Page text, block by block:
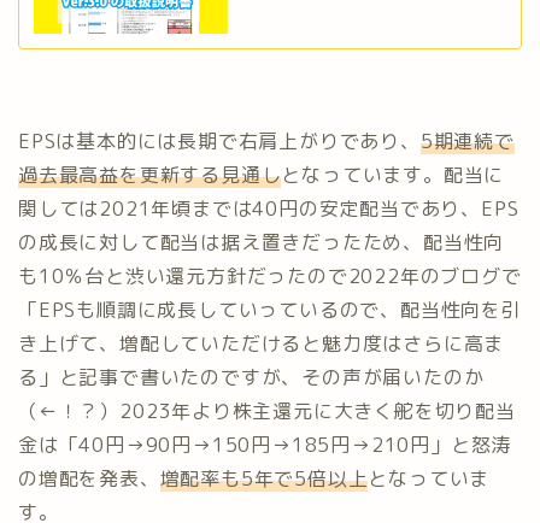
EPSは基本的には長期で右肩上がりであり、 5期連続で
過去最高益を更新する見通しとなっています。配当に
関しては2021年頃までは40円の安定配当であり、EPS
の成長に対して配当は据え置きだったため、配当性向
も10％台と渋い還元方針だったので2022年のブログで
「EPSも順調に成長していっているので、配当性向を引
き上げて、増配していただけると魅力度はさらに高ま
る」と記事で書いたのですが、その声が届いたのか
（←！？）2023年より株主還元に大きく舵を切り配当
金は「40円→90円→150円→185円→210円」と怒涛
の増配を発表、 増配率も5年で5倍以上となっていま
す。